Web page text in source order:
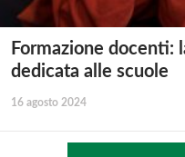
Formazione docenti:
dedicata alle scuole
16 agosto 2024